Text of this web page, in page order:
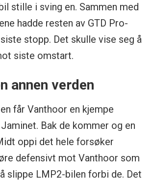
stille i sving en. Sammen med
hadde resten av GTD Pro-
stopp. Det skulle vise seg å
siste omstart.
annen verden
får Vanthoor en kjempe
Bak de kommer og en
oppi det hele forsøker
defensivt mot Vanthoor som
slippe LMP2-bilen forbi de. Det